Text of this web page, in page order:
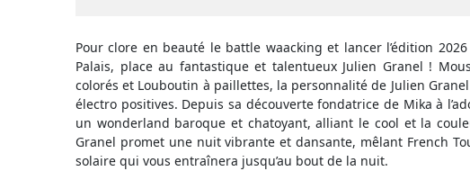
Pour clore en beauté le battle waacking et lancer l’édition
Palais, place au fantastique et talentueux Julien Granel !
colorés et Louboutin à paillettes, la personnalité de Julien
électro positives. Depuis sa découverte fondatrice de Mika à
un wonderland baroque et chatoyant, alliant le cool et la
Granel promet une nuit vibrante et dansante, mêlant French
solaire qui vous entraînera jusqu’au bout de la nuit.